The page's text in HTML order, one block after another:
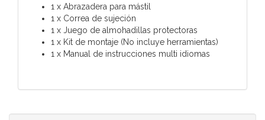
1 x Abrazadera para mástil
1 x Correa de sujeción
1 x Juego de almohadillas protectoras
1 x Kit de montaje (No incluye herramientas)
1 x Manual de instrucciones multi idiomas